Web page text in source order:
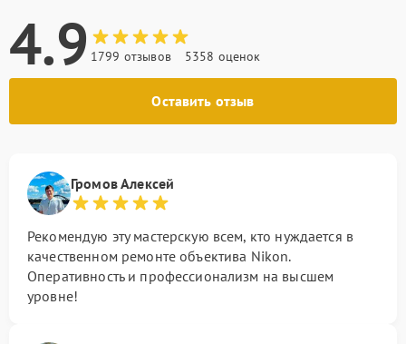
4.9 1799 отзывов 5358 оценок
Оставить отзыв
Громов Алексей
Рекомендую эту мастерскую всем, кто нуждается в
качественном ремонте объектива Nikon.
Оперативность и профессионализм на высшем
уровне!